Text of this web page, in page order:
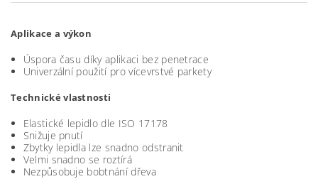
Aplikace a výkon
Úspora času díky aplikaci bez penetrace
Univerzální použití pro vícevrstvé parkety
Technické vlastnosti
Elastické lepidlo dle ISO 17178
Snižuje pnutí
Zbytky lepidla lze snadno odstranit
Velmi snadno se roztírá
Nezpůsobuje bobtnání dřeva